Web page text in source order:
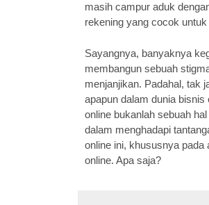
masih campur aduk
rekening yang cocok untuk
Sayangnya, banyaknya
membangun sebuah
menjanjikan. Padahal, tak
apapun dalam dunia
online bukanlah sebuah
dalam menghadapi
online ini, khususnya
online. Apa saja?